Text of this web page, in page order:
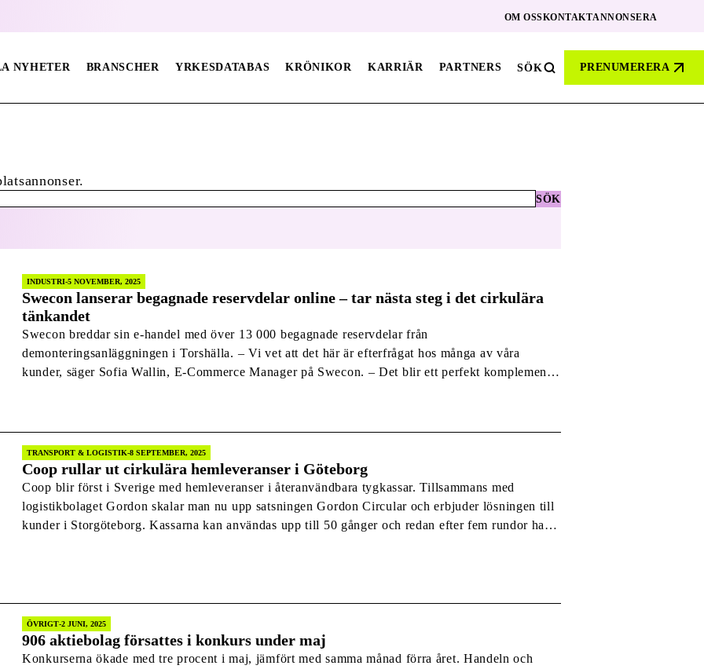
OM OSSKONTAKTANNONSERA
NYHETER BRANSCHER YRKESDATABAS KRÖNIKOR KARRIÄR PARTNERS SÖK PRENUMERERA
SÖK
INDUSTRI 5 NOVEMBER, 2025
Swecon lanserar begagnade reservdelar online – tar nästa steg i det cirkulära
tänkandet
Swecon breddar sin e-handel med över 13 000 begagnade reservdelar från
demonteringsanläggningen i Torshälla. – Vi vet att det här är efterfrågat hos många av våra
kunder, säger Sofia Wallin, E-Commerce Manager på Swecon. – Det blir ett perfekt komplement
TRANSPORT & LOGISTIK 8 SEPTEMBER, 2025
Coop rullar ut cirkulära hemleveranser i Göteborg
Coop blir först i Sverige med hemleveranser i återanvändbara tygkassar. Tillsammans med
logistikbolaget Gordon skalar man nu upp satsningen Gordon Circular och erbjuder lösningen till
kunder i Storgöteborg. Kassarna kan användas upp till 50 gånger och redan efter fem rundor har
ÖVRIGT 2 JUNI, 2025
906 aktiebolag försattes i konkurs under maj
Konkurserna ökade med tre procent i maj, jämfört med samma månad förra året. Handeln och